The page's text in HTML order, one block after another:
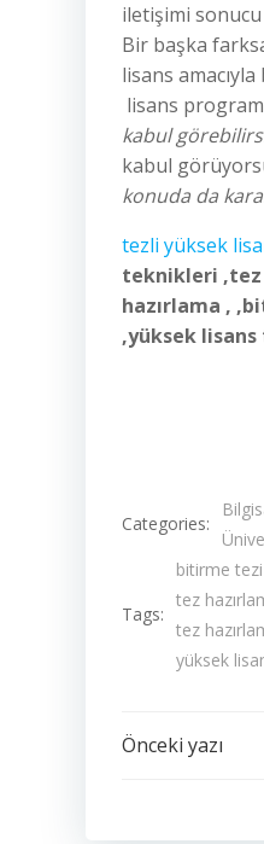
iletişimi
Bir başka
lisans
lisans
kabul
kabul
konuda da
tezli yüksek
teknikleri ,tez
hazırlama ,
,yüksek lisans
Categories:
Tags:
bitirme tezi
tez
tez
yüksek
Yazı
Önceki yazı